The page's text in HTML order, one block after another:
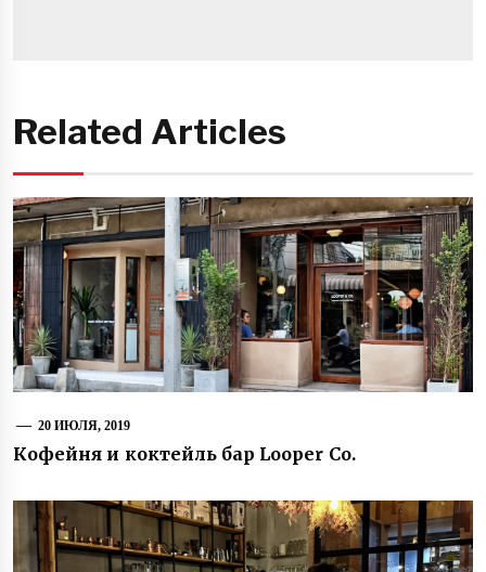
Related Articles
20 ИЮЛЯ, 2019
Кофейня и коктейль бар Looper Co.